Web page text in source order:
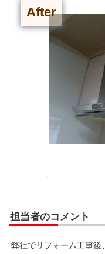
After
担当者のコメント
弊社でリフォーム工事後